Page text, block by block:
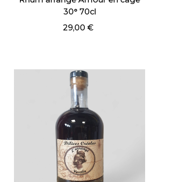
30° 70cl
29,00 €